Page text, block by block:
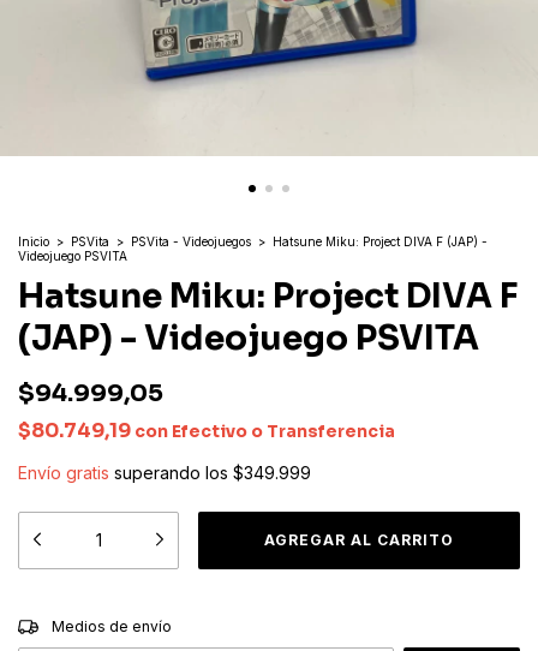
Inicio > PSVita > PSVita - Videojuegos > Hatsune Miku: Project DIVA F (JAP) -
Videojuego PSVITA
Hatsune Miku: Project DIVA F
(JAP) - Videojuego PSVITA
$94.999,05
$80.749,19 con Efectivo o Transferencia
Envío gratis superando los $349.999
Entregas para el CP:
Medios de envío